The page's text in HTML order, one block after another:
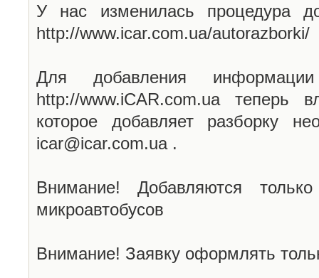
У нас изменилась процедура
http://www.icar.com.ua/autorazborki/
Для добавления
http://www.iCAR.com.ua теперь
которое добавляет разборку
icar@icar.com.ua .
Внимание! Добавляются
микроавтобусов
Внимание! Заявку оформлять